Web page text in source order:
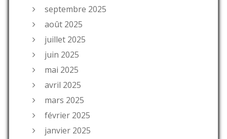
septembre 2025
août 2025
juillet 2025
juin 2025
mai 2025
avril 2025
mars 2025
février 2025
janvier 2025